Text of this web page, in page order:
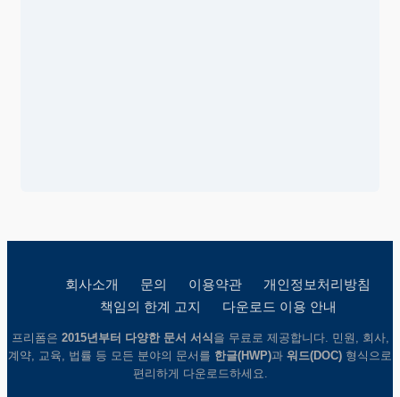
회사소개 문의 이용약관
개인정보처리방침
책임의 한계 고지
다운로드 이용 안내
프리폼은 2015년부터 다양한 문서 서식 을 무료로 제공합니다. 민원, 회사,
계약, 교육, 법률 등 모든 분야의 문서를 한글(HWP)과 워드(DOC) 형식으로
편리하게 다운로드하세요.